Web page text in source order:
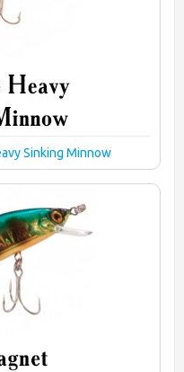
Sinking Minnow